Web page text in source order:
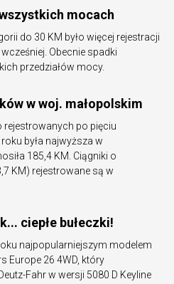
mocach
do 30 KM było więcej rejestracji
Obecnie spadki
przedziałów mocy.
w woj. małopolskim
po pięciu
była najwyższa w
185,4 KM. Ciągniki o
KM) rejestrowane są w
ciepłe bułeczki!
najpopularniejszym modelem
Europe 26 4WD, który
Fahr w wersji 5080 D Keyline